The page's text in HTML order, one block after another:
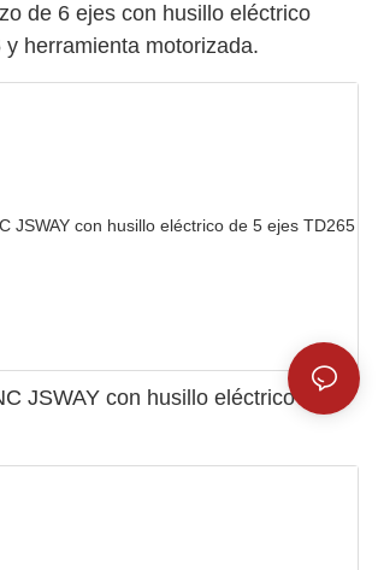
de 6 ejes con husillo eléctrico
y herramienta motorizada.
JSWAY con husillo eléctrico de 5